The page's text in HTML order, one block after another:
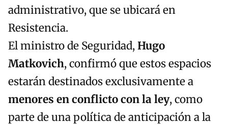
administrativo, que se ubicará en
Resistencia.
El ministro de Seguridad,Hugo
Matkovich, confirmó que estos espacios
estarán destinados exclusivamente a
menores en conflicto con la ley, como
parte de una política de anticipación a la